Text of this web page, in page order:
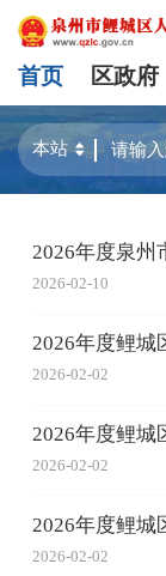
首页 区政府
2026年度泉州
2026-02-10
2026年度鲤城
2026-02-02
2026年度鲤城
2026-02-02
2026年度鲤城
2026-02-02